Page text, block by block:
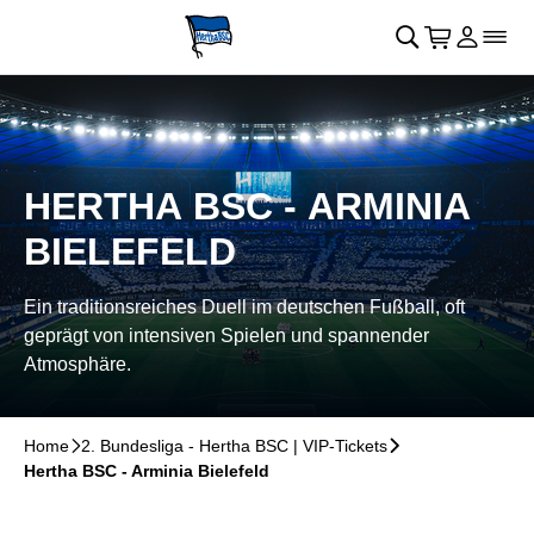
􀊫 Cart
􀍩 Login
􀉩􀌇
HERTHA BSC - ARMINIA
BIELEFELD
Ein traditionsreiches Duell im deutschen Fußball, oft
geprägt von intensiven Spielen und spannender
Atmosphäre.
Home􀆊2. Bundesliga - Hertha BSC | VIP-Tickets􀆊
Hertha BSC - Arminia Bielefeld